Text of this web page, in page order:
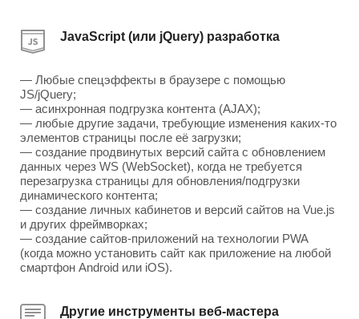
JavaScript (или jQuery) разработка
— Любые спецэффекты в браузере с помощью
JS/jQuery;
— асинхронная подгрузка контента (AJAX);
— любые другие задачи, требующие изменения каких-то
элементов страницы после её загрузки;
— создание продвинутых версий сайта с обновлением
данных через WS (WebSocket), когда не требуется
перезагрузка страницы для обновления/подгрузки
динамического контента;
— создание личных кабинетов и версий сайтов на Vue.js
и других фреймворках;
— создание сайтов-приложений на технологии PWA
(когда можно установить сайт как приложение на любой
смартфон Android или iOS).
Другие инструменты веб-мастера